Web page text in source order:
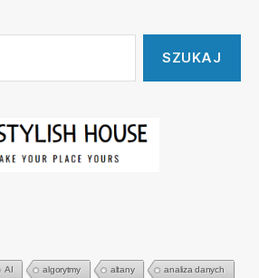
AI algorytmy altany analiza danych